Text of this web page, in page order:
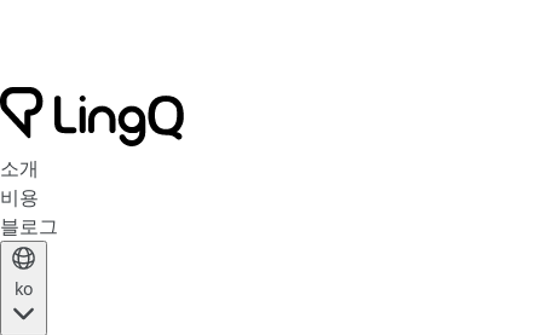
소개
비용
블로그
ko